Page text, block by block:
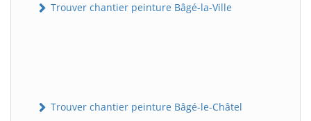
Trouver chantier peinture Bâgé-la-Ville
Trouver chantier peinture Bâgé-le-Châtel